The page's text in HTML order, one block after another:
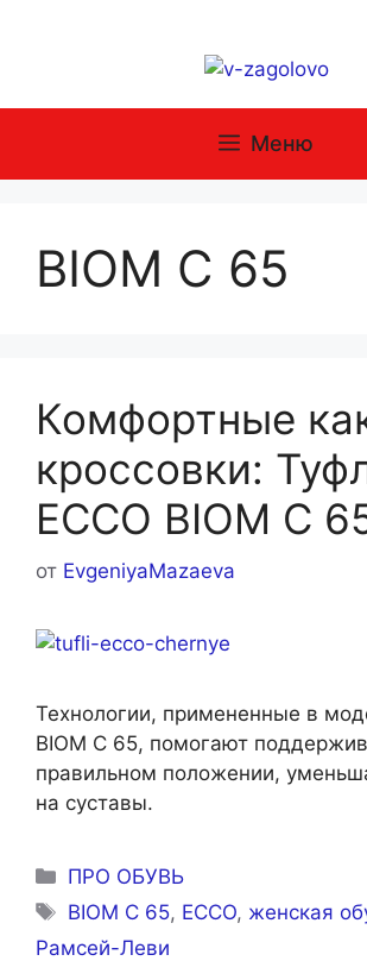
Меню
BIOM C 65
Комфортные
кроссовки:
ECCO BIOM C
от EvgeniyaMazaeva
Технологии, примененные в
BIOM C 65, помогают
правильном положении,
на суставы.
Рубрики
ПРО ОБУВЬ
Метки
BIOM C 65, ECCO, женская
Рамсей-Леви